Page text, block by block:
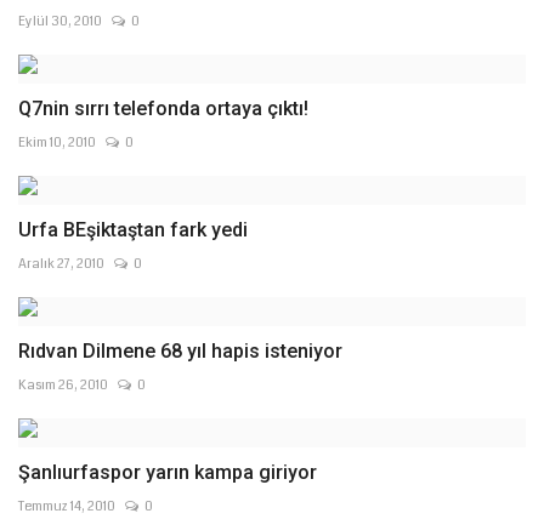
Eylül 30, 2010 0
Q7nin sırrı telefonda ortaya çıktı!
Ekim 10, 2010 0
Urfa BEşiktaştan fark yedi
Aralık 27, 2010 0
Rıdvan Dilmene 68 yıl hapis isteniyor
Kasım 26, 2010 0
Şanlıurfaspor yarın kampa giriyor
Temmuz 14, 2010 0